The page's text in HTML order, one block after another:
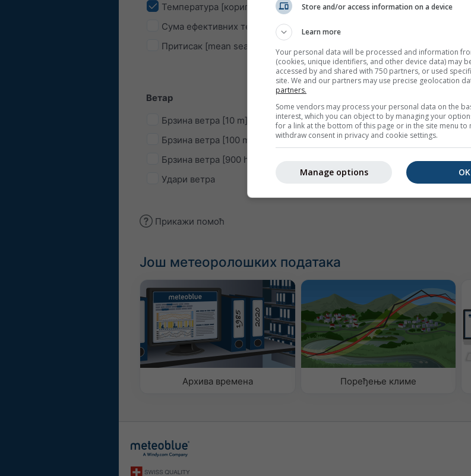
Температура [коригована на висину 2 m]
Сума ефективних температура [2 m]
Притисак [mean sea level]
Количина падавина
Ветар
Брзина ветра [10 m]
Брзина ветра [100 m]
Брзина ветра [900 hPa]
Удари ветра
Прикажи помоћ
Још метеоролошких података
Архива времена Поређење климе
Store and/or access information on a device
Learn more
Your personal data will be processed and information
(cookies, unique identifiers, and other device data) may
accessed by and shared with 750 partners, or used
site. We and our partners may use precise geolocation
partners.
Some vendors may process your personal data on the
interest, which you can object to by managing your
for a link at the bottom of this page or in the site menu to
withdraw consent in privacy and cookie settings.
OK
Manage options